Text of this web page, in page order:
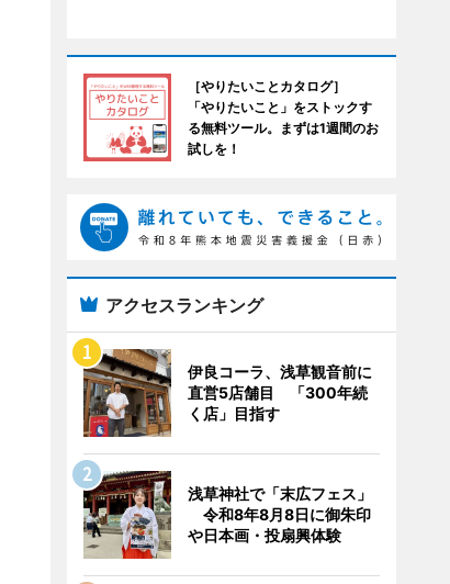
［やりたいことカタログ］
「やりたいこと」をストックす
る無料ツール。まずは1週間のお
試しを！
アクセスランキング
伊良コーラ、浅草観音前に
直営5店舗目 「300年続
く店」目指す
浅草神社で「末広フェス」
令和8年8月8日に御朱印
や日本画・投扇興体験